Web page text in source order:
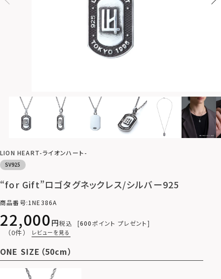
LION HEART-ライオンハート-
SV925
“for Gift”ロゴタグネックレス/シルバー925
商品番号 1NE386A
22,000 税込 600ポイント プレゼント
（0件） レビューを見る
ONE SIZE（50cm）